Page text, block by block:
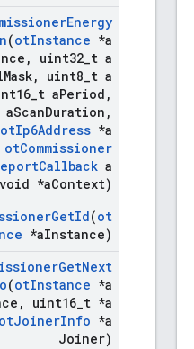
Energy
(otInstance *a
, uint32 t a
Mask, uint8 t a
t aPeriod ,
ScanDuration ,
otIp6Address *a
otCommissioner
Callback a
void *aContext)
GetId(ot
*aInstance)
GetNext
(otInstance *a
, uint16 t *a
otJoinerInfo *a
Joiner)